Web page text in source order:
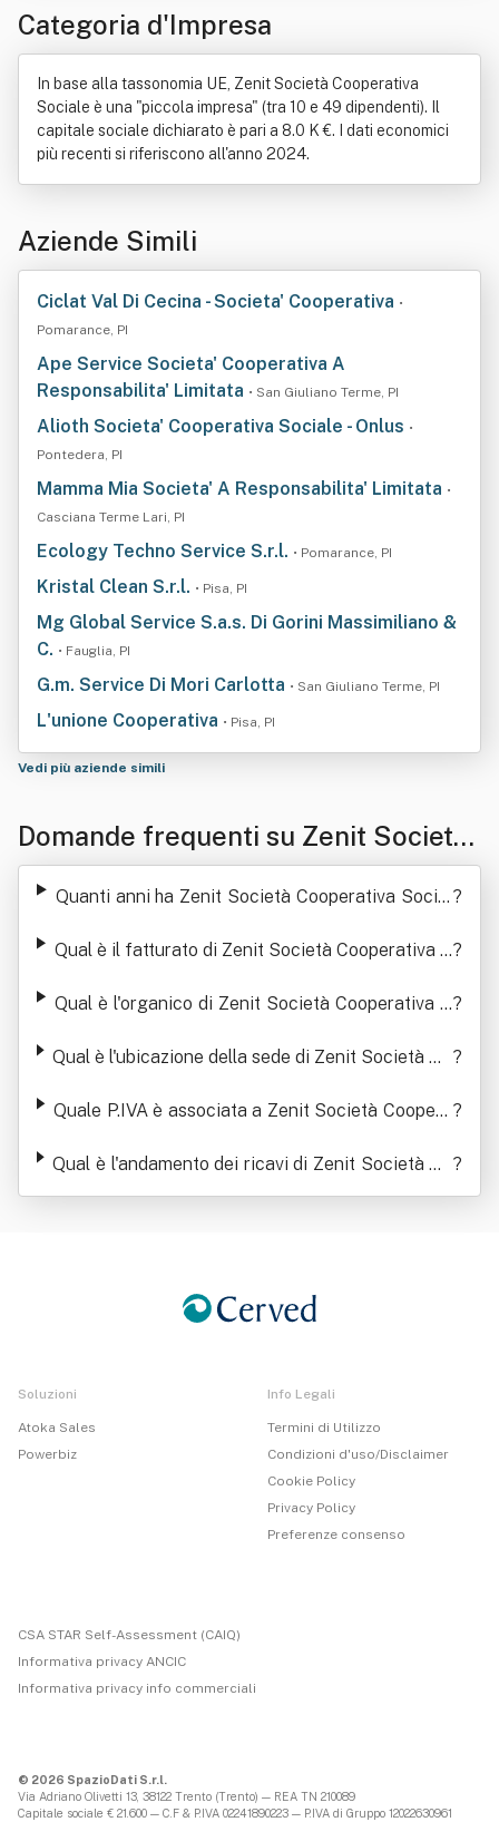
Categoria d'Impresa
In base alla tassonomia UE, Zenit Società Cooperativa
Sociale è una "piccola impresa" (tra 10 e 49 dipendenti). Il
capitale sociale dichiarato è pari a 8.0 K €. I dati economici
più recenti si riferiscono all'anno 2024.
Aziende Simili
Ciclat Val Di Cecina - Societa' Cooperativa •
Pomarance, PI
Ape Service Societa' Cooperativa A
Responsabilita' Limitata • San Giuliano Terme, PI
Alioth Societa' Cooperativa Sociale - Onlus •
Pontedera, PI
Mamma Mia Societa' A Responsabilita' Limitata •
Casciana Terme Lari, PI
Ecology Techno Service S.r.l. • Pomarance, PI
Kristal Clean S.r.l. • Pisa, PI
Mg Global Service S.a.s. Di Gorini Massimiliano &
C. • Fauglia, PI
G.m. Service Di Mori Carlotta • San Giuliano Terme, PI
L'unione Cooperativa • Pisa, PI
Vedi più aziende simili
Domande frequenti su Zenit Società
Cooperativa Sociale
Quanti anni ha Zenit Società Cooperativa Social ?
Qual è il fatturato di Zenit Società Cooperativa S?
Qual è l'organico di Zenit Società Cooperativa S?
Qual è l'ubicazione della sede di Zenit Società Co ?
Quale P.IVA è associata a Zenit Società Coopera ?
Qual è l'andamento dei ricavi di Zenit Società Co
operativa Sociale
?
Soluzioni
Atoka Sales
Powerbiz
Info Legali
Termini di Utilizzo
Condizioni d'uso/Disclaimer
Cookie Policy
Privacy Policy
Preferenze consenso
CSA STAR Self-Assessment (CAIQ)
Informativa privacy ANCIC
Informativa privacy info commerciali
© 2026 SpazioDati S.r.l.
Via Adriano Olivetti 13, 38122 Trento (Trento) — REA TN 210089
Capitale sociale € 21.600 — C.F & P.IVA 02241890223 — P.IVA di Gruppo 12022630961